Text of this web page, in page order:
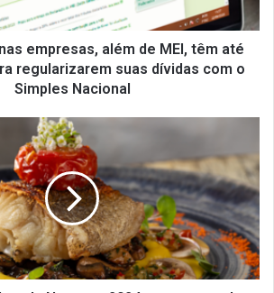
empresas, além de MEI, têm até
regularizarem suas dívidas com o
Simples Nacional